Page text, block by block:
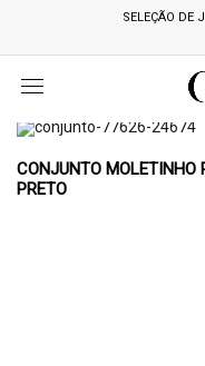
SELEÇÃO DE
Menu
CONJUNTO MOLETINHO
PRETO